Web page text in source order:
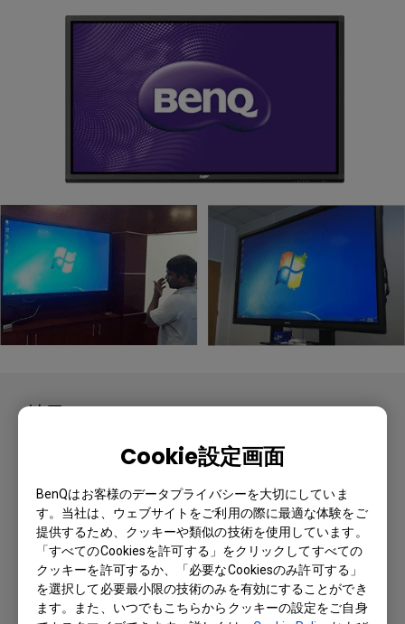
Cookie設定画面
BenQはお客様のデータプライバシーを大切にしていま
す。当社は、ウェブサイトをご利用の際に最適な体験をご
提供するため、クッキーや類似の技術を使用しています。
「すべてのCookiesを許可する」をクリックしてすべての
クッキーを許可するか、「必要なCookiesのみ許可する」
を選択して必要最小限の技術のみを有効にすることができ
ます。また、いつでもこちらからクッキーの設定をご自身
結果
40 台の RP840G が、カタールにある
Kahramaa のすべてのオフィス用に購入されま
した。このインタラクティブ・フラットパネル
は、カタール電力・水公社の唯一の技術ソリュ
ーションでした。Zoom には、Kahramaa のカ
タール中のオフィスがチャットを使用して通信
できる機能、チームのメンバーが会議に参加し
たり退席したりする機能、スタッフがリアルタ